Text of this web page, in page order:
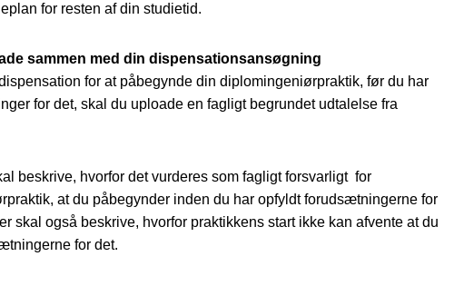
for resten af din studietid.
sammen med din dispensationsansøgning
for at påbegynde din diplomingeniørpraktik, før du har
for det, skal du uploade en fagligt begrundet udtalelse fra
beskrive, hvorfor det vurderes som fagligt forsvarligt for
at du påbegynder inden du har opfyldt forudsætningerne for
skal også beskrive, hvorfor praktikkens start ikke kan afvente at du
for det.